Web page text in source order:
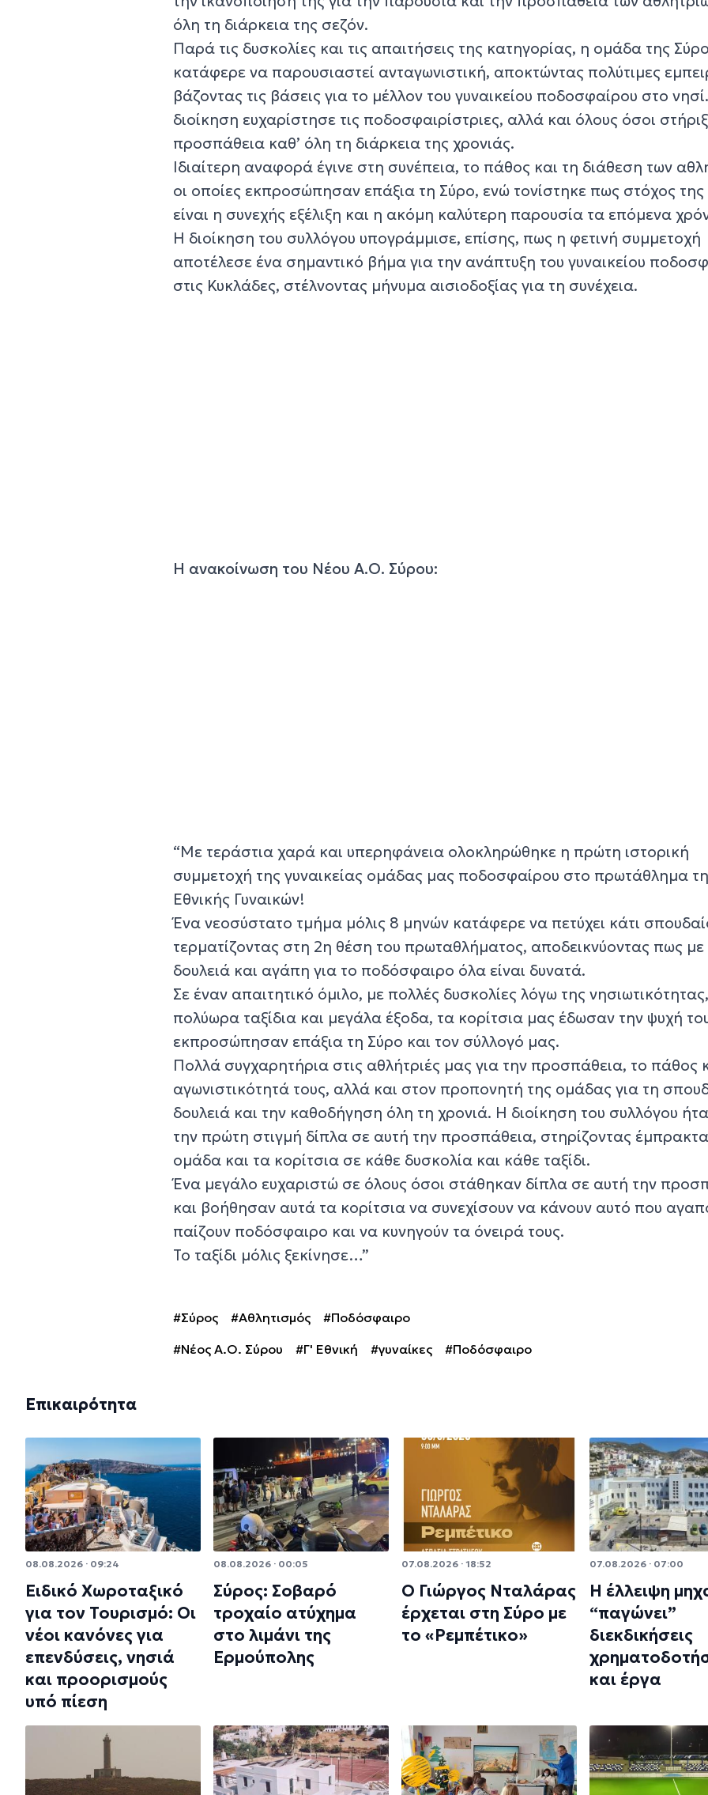
όλη τη διάρκεια της σεζόν.
Παρά τις δυσκολίες και τις απαιτήσεις της κατηγορίας, η ομάδα της
κατάφερε να παρουσιαστεί ανταγωνιστική, αποκτώντας πολύτιμες
βάζοντας τις βάσεις για το μέλλον του γυναικείου ποδοσφαίρου στο
διοίκηση ευχαρίστησε τις ποδοσφαιρίστριες, αλλά και όλους όσοι
προσπάθεια καθ’ όλη τη διάρκεια της χρονιάς.
Ιδιαίτερη αναφορά έγινε στη συνέπεια, το πάθος και τη διάθεση των
οι οποίες εκπροσώπησαν επάξια τη Σύρο, ενώ τονίστηκε πως στόχος
είναι η συνεχής εξέλιξη και η ακόμη καλύτερη παρουσία τα επόμενα
Η διοίκηση του συλλόγου υπογράμμισε, επίσης, πως η φετινή συμμετοχή
αποτέλεσε ένα σημαντικό βήμα για την ανάπτυξη του γυναικείου
στις Κυκλάδες, στέλνοντας μήνυμα αισιοδοξίας για τη συνέχεια.
Η ανακοίνωση του Νέου Α.Ο. Σύρου:
“Με τεράστια χαρά και υπερηφάνεια ολοκληρώθηκε η πρώτη ιστορική
συμμετοχή της γυναικείας ομάδας μας ποδοσφαίρου στο πρωτάθλημα
Εθνικής Γυναικών!
Ένα νεοσύστατο τμήμα μόλις 8 μηνών κατάφερε να πετύχει κάτι
τερματίζοντας στη 2η θέση του πρωταθλήματος, αποδεικνύοντας πως με
δουλειά και αγάπη για το ποδόσφαιρο όλα είναι δυνατά.
Σε έναν απαιτητικό όμιλο, με πολλές δυσκολίες λόγω της νησιωτικότητας,
πολύωρα ταξίδια και μεγάλα έξοδα, τα κορίτσια μας έδωσαν την ψυχή
εκπροσώπησαν επάξια τη Σύρο και τον σύλλογό μας.
Πολλά συγχαρητήρια στις αθλήτριές μας για την προσπάθεια, το πάθος
αγωνιστικότητά τους, αλλά και στον προπονητή της ομάδας για τη
δουλειά και την καθοδήγηση όλη τη χρονιά. Η διοίκηση του συλλόγου
την πρώτη στιγμή δίπλα σε αυτή την προσπάθεια, στηρίζοντας
ομάδα και τα κορίτσια σε κάθε δυσκολία και κάθε ταξίδι.
Ένα μεγάλο ευχαριστώ σε όλους όσοι στάθηκαν δίπλα σε αυτή την
και βοήθησαν αυτά τα κορίτσια να συνεχίσουν να κάνουν αυτό που
παίζουν ποδόσφαιρο και να κυνηγούν τα όνειρά τους.
Το ταξίδι μόλις ξεκίνησε…”
#Σύρος #Αθλητισμός
#Ποδόσφαιρο
#Νέος Α.Ο. Σύρου
#Γ' Εθνική #γυναίκες #Ποδόσφαιρο
Επικαιρότητα
08.08.2026 · 09:24
Ειδικό Χωροταξικό
για τον Τουρισμό: Οι
νέοι κανόνες για
επενδύσεις, νησιά
και προορισμούς
υπό πίεση
08.08.2026 · 00:05
Σύρος: Σοβαρό
τροχαίο ατύχημα
στο λιμάνι της
Ερμούπολης
07.08.2026 · 18:52
Ο Γιώργος Νταλάρας
έρχεται στη Σύρο με
το «Ρεμπέτικο»
07.08.2026 · 07:00
Η έλλειψη
“παγώνει”
διεκδικήσεις
και έργα